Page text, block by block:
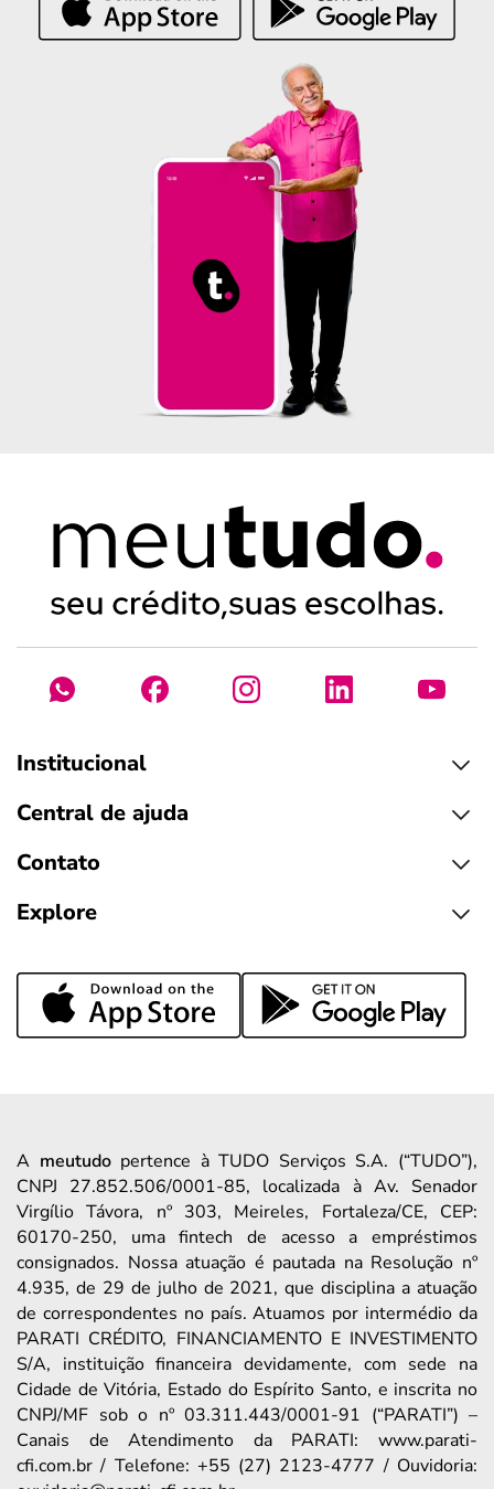
Institucional
Central de ajuda
Contato
Explore
A meutudopertence à TUDO Serviços S.A. (“TUDO”),
CNPJ 27.852.506/0001-85, localizada à Av. Senador
Virgílio Távora, nº 303, Meireles, Fortaleza/CE, CEP:
60170-250, uma fintech de acesso a empréstimos
consignados. Nossa atuação é pautada na Resolução nº
4.935, de 29 de julho de 2021, que disciplina a atuação
de correspondentes no país. Atuamos por intermédio da
PARATI CRÉDITO, FINANCIAMENTO E INVESTIMENTO
S/A, instituição financeira devidamente, com sede na
Cidade de Vitória, Estado do Espírito Santo, e inscrita no
CNPJ/MF sob o nº 03.311.443/0001-91 (“PARATI”) –
Canais de Atendimento da PARATI: www.parati-
cfi.com.br / Telefone: +55 (27) 2123-4777 / Ouvidoria: